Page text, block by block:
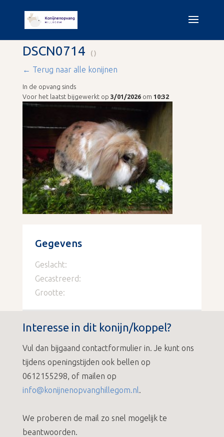
DSCN0714 ()
← Terug naar alle konijnen
In de opvang sinds
Voor het laatst bijgewerkt op 3/01/2026om 10:32
Gegevens
Geslacht:
Gecastreerd:
Grootte:
Interesse in dit konijn/koppel?
Vul dan bijgaand contactformulier in. Je kunt ons
tijdens openingstijden ook bellen op
0612155298, of mailen op
info@konijnenopvanghillegom.nl.
We proberen de mail zo snel mogelijk te
beantwoorden.